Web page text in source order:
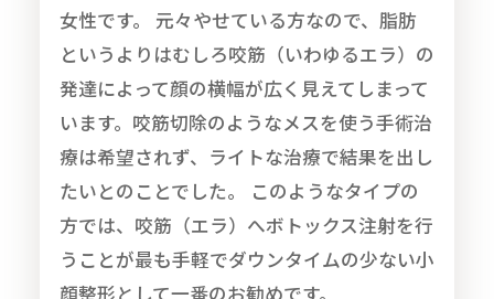
女性です。 元々やせている方なので、脂肪
というよりはむしろ咬筋（いわゆるエラ）の
発達によって顔の横幅が広く見えてしまって
います。咬筋切除のようなメスを使う手術治
療は希望されず、ライトな治療で結果を出し
たいとのことでした。 このようなタイプの
方では、咬筋（エラ）へボトックス注射を行
うことが最も手軽でダウンタイムの少ない小
顔整形として一番のお勧めです。